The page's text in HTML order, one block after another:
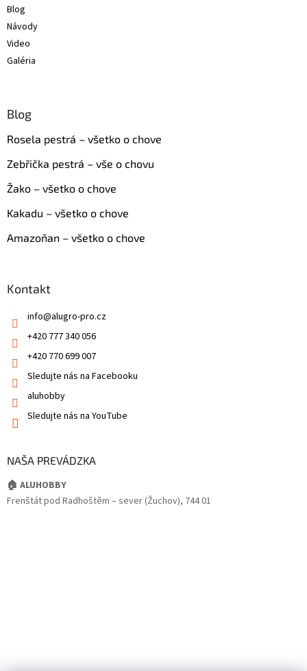
Blog
Návody
Video
Galéria
Blog
Rosela pestrá – všetko o chove
Zebřička pestrá – vše o chovu
Žako – všetko o chove
Kakadu – všetko o chove
Amazoňan – všetko o chove
Kontakt
info@alugro-pro.cz
+420 777 340 056
+420 770 699 007
Sledujte nás na Facebooku
aluhobby
Sledujte nás na YouTube
NAŠA PREVÁDZKA
🏠 ALUHOBBY
Frenštát pod Radhoštěm – sever (Žuchov), 744 01